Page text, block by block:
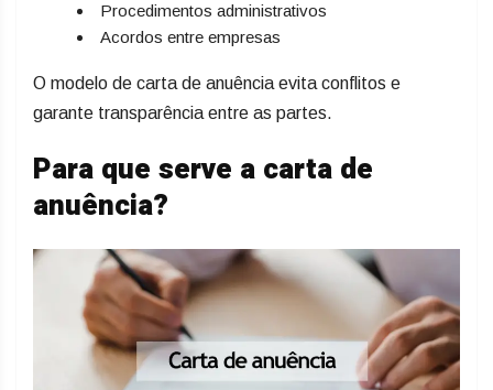
Procedimentos administrativos
Acordos entre empresas
O modelo de carta de anuência evita conflitos e
garante transparência entre as partes.
Para que serve a carta de
anuência?